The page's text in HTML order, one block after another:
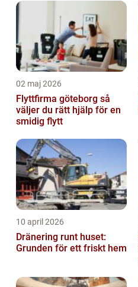
02 maj 2026
Flyttfirma göteborg så
väljer du rätt hjälp för en
smidig flytt
10 april 2026
Dränering runt huset:
Grunden för ett friskt hem